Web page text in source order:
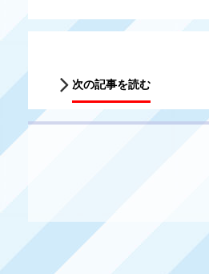
次の記事を読む